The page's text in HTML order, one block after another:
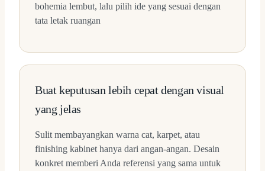
bohemia lembut, lalu pilih ide yang sesuai dengan
tata letak ruangan
Buat keputusan lebih cepat dengan visual
yang jelas
Sulit membayangkan warna cat, karpet, atau
finishing kabinet hanya dari angan-angan. Desain
konkret memberi Anda referensi yang sama untuk